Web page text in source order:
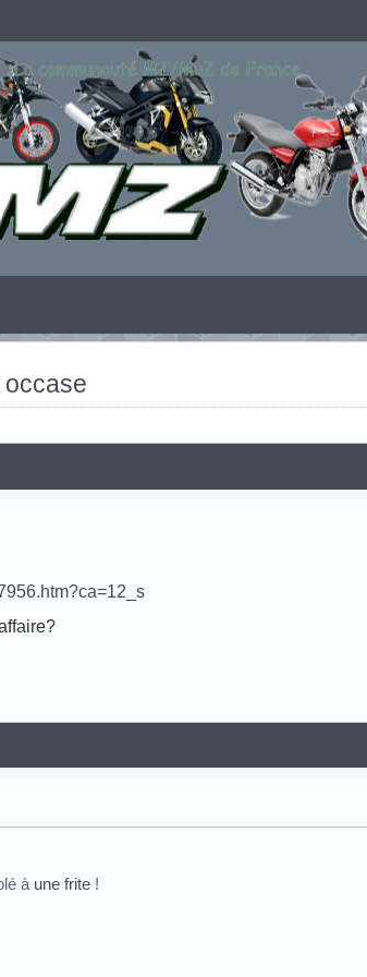
à une frite !